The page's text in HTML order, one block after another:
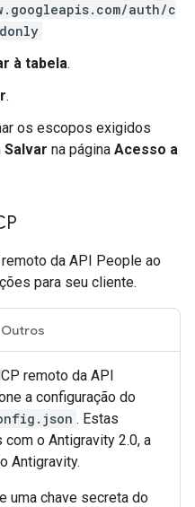
auth/c
à tabela.
.
os escopos exigidos
Salvar na página Acesso a
da API People ao
para seu cliente.
Outros
remoto da API
a configuração do
. Estas
o Antigravity 2.0, a
Antigravity.
uma chave secreta do